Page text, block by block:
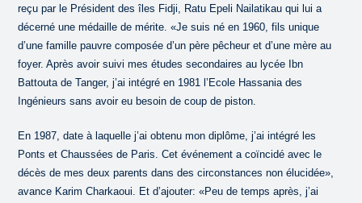
reçu par le Président des îles Fidji, Ratu Epeli Nailatikau qui lui a
décerné une médaille de mérite. «Je suis né en 1960, fils unique
d’une famille pauvre composée d’un père pêcheur et d’une mère au
foyer. Après avoir suivi mes études secondaires au lycée Ibn
Battouta de Tanger, j’ai intégré en 1981 l’Ecole Hassania des
Ingénieurs sans avoir eu besoin de coup de piston.
En 1987, date à laquelle j’ai obtenu mon diplôme, j’ai intégré les
Ponts et Chaussées de Paris. Cet événement a coïncidé avec le
décès de mes deux parents dans des circonstances non élucidée»,
avance Karim Charkaoui. Et d’ajouter: «Peu de temps après, j’ai